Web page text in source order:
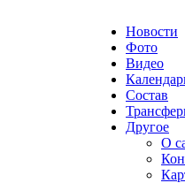
Новости
Фото
Видео
Состав
Другое
О